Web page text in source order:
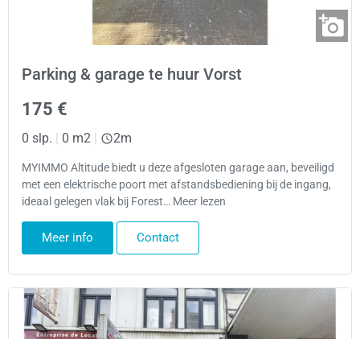
Parking & garage te huur Vorst
175 €
0 slp. | 0 m2 | 2m
MYIMMO Altitude biedt u deze afgesloten garage aan, beveiligd
met een elektrische poort met afstandsbediening bij de ingang,
ideaal gelegen vlak bij Forest… Meer lezen
Meer info Contact